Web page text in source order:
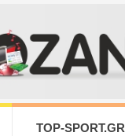
TOP-SPORT.GR